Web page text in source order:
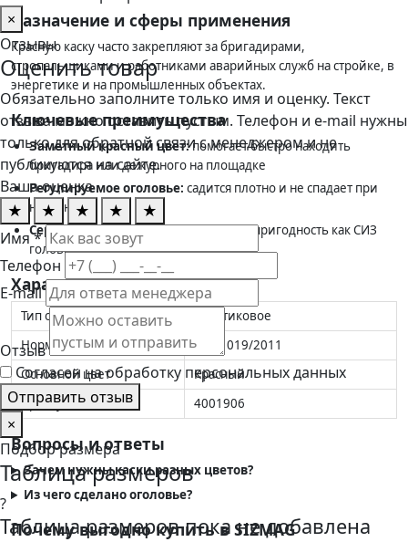
Назначение и сферы применения
Красную каску часто закрепляют за бригадирами,
стропальщиками и работниками аварийных служб на стройке, в
энергетике и на промышленных объектах.
Ключевые преимущества
Заметный красный цвет:помогает быстро находить
бригадира или дежурного на площадке
Регулируемое оголовье: садится плотно и не спадает при
наклонах
Сертификация ТР ТС:подтверждает пригодность как СИЗ
головы
Характеристики и стандарты
Тип оголовья
Пластиковое
Нормативный документ
ТР ТС 019/2011
Основной цвет
Красный
Артикул
4001906
Вопросы и ответы
Зачем нужны каски разных цветов?
Из чего сделано оголовье?
Почему выгодно купить в SIZMAG
×
Отзывы
Оценить товар
Обязательно заполните только имя и оценку. Текст
отзыва можно оставить пустым. Телефон и e-mail нужны
только для обратной связи с менеджером и не
публикуются на сайте.
Ваша оценка
★
★ ★ ★
★
Имя *
Телефон
E-mail
Отзыв
Согласен на обработку персональных данных
Отправить отзыв
×
Подбор размера
Таблица размеров
?
Таблица размеров пока не добавлена